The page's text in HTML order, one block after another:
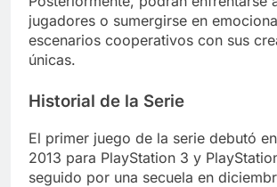
jugadores o sumergirse en
escenarios cooperativos con sus
únicas.
Historial de la Serie
El primer juego de la serie debutó
2013 para PlayStation 3 y
seguido por una secuela en